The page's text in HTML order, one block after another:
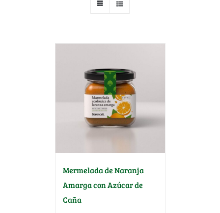
Mermelada de Naranja
Amarga con Azúcar de
Caña